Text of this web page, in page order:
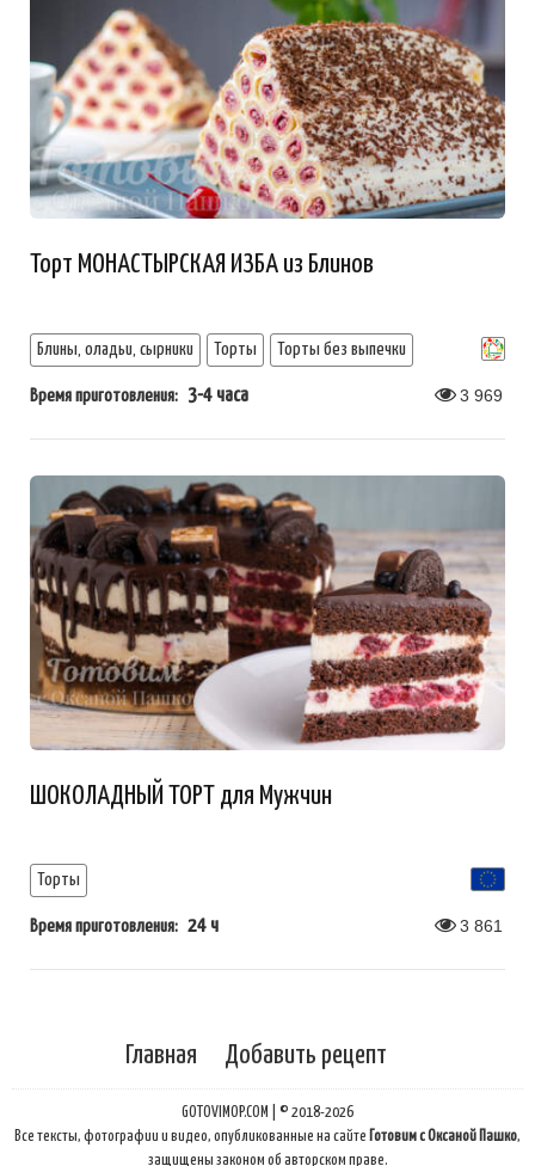
Торт МОНАСТЫРСКАЯ ИЗБА из Блинов
Блины, оладьи, сырники Торты Торты без выпечки
Время приготовления: 3-4 часа 3 969
ШОКОЛАДНЫЙ ТОРТ для Мужчин
Торты
Время приготовления: 24 ч 3 861
Главная Добавить рецепт
GOTOVIMOP.COM | © 2018-2026
Все тексты, фотографии и видео, опубликованные на сайте Готовим с Оксаной Пашко,
защищены законом об авторском праве.